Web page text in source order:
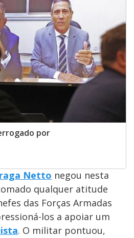
por
Netto negou nesta
qualquer atitude
das Forças Armadas
los a apoiar um
. O militar pontuou,